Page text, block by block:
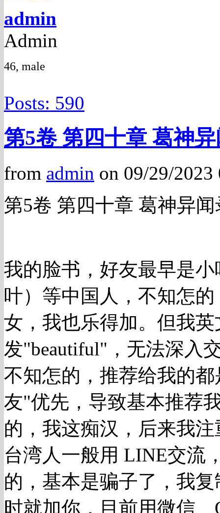
admin
Admin
46, male
Posts: 590
第5卷 第四十章 葛神
from admin on 09/29/
第5卷 第四十章 葛神异
我的脸书，好友最早是
叶）等中国人，不知怎
女，我也乐得加。但我
发"beautiful"，无法深入
不知怎的，推荐给我的
友"优先，导致基本推荐
的，我这痴汉，后来我
台湾人一般用 LINE交流
的，基本是骗子了，我
时就加你，目前用微信